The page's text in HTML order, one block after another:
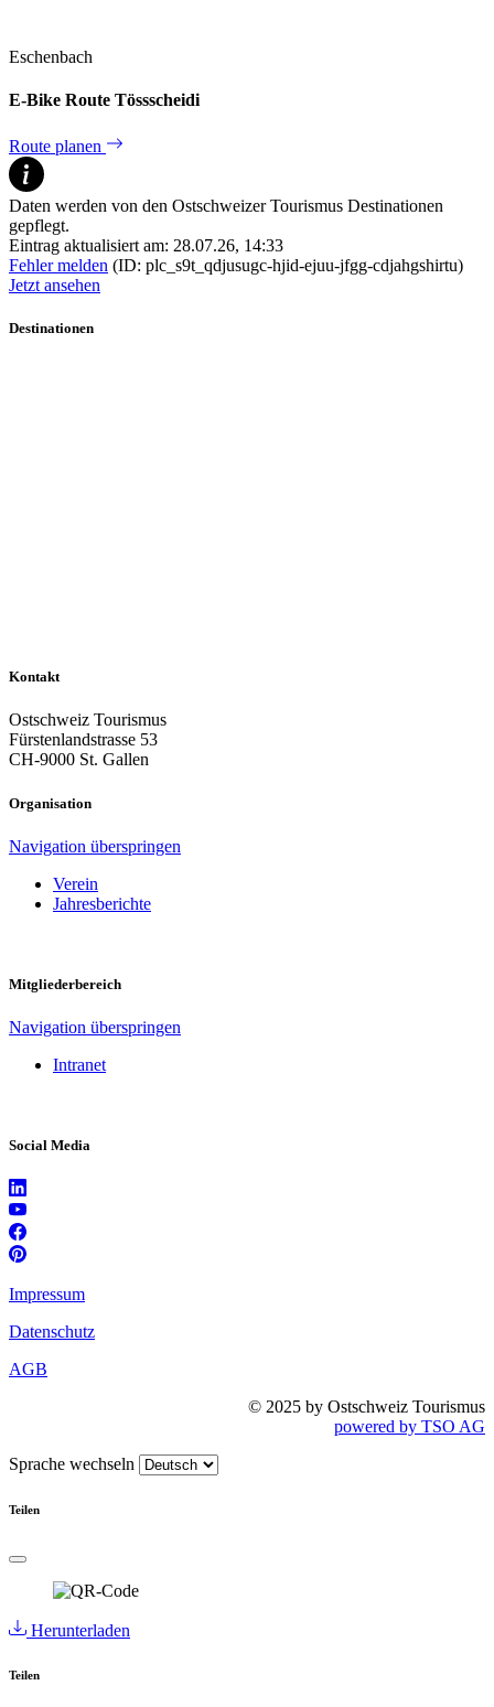
Eschenbach
E-Bike Route Tössscheidi
Route planen
Daten werden von den Ostschweizer Tourismus Destinationen
gepflegt.
Eintrag aktualisiert am: 28.07.26, 14:33
Fehler melden (ID: plc_s9t_qdjusugc-hjid-ejuu-jfgg-cdjahgshirtu)
Jetzt ansehen
Destinationen
Kontakt
Ostschweiz Tourismus
Fürstenlandstrasse 53
CH-9000 St. Gallen
Organisation
Navigation überspringen
Verein
Jahresberichte
Mitgliederbereich
Navigation überspringen
Intranet
Social Media
Impressum
Datenschutz
AGB
© 2025 by Ostschweiz Tourismus
powered by TSO AG
Sprache wechseln
Teilen
Herunterladen
Teilen